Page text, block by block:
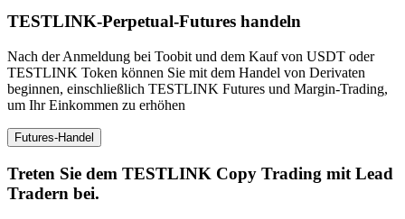
TESTLINK-Perpetual-Futures handeln
Nach der Anmeldung bei Toobit und dem Kauf von USDT oder
TESTLINK Token können Sie mit dem Handel von Derivaten
beginnen, einschließlich TESTLINK Futures und Margin-Trading,
um Ihr Einkommen zu erhöhen
Futures-Handel
Treten Sie dem TESTLINK Copy Trading mit Lead
Tradern bei.